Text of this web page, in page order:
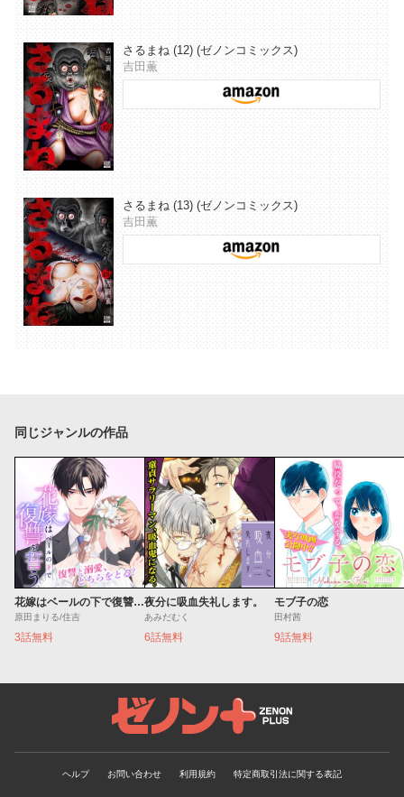
さるまね (12) (ゼノンコミックス)
吉田薫
さるまね (13) (ゼノンコミックス)
吉田薫
同じジャンルの作品
花嫁はベールの下で復讐を誓う
原田まりる/住吉
3話無料
夜分に吸血失礼します。
あみだむく
6話無料
モブ子の恋
田村茜
9話無料
ゼノンプラス
ヘルプ お問い合わせ 利用規約 特定商取引法に関する表記